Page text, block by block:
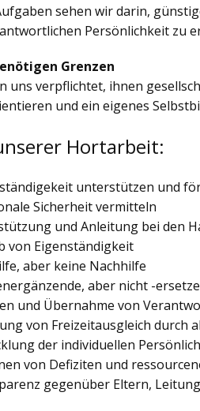
sehen wir darin,
Persönlichkeit zu
Grenzen
uns verpflichtet, ihnen
und ein eigenes
Hortarbeit:
unterstützen und
Sicherheit vermitteln
und Anleitung bei den
von Eigenständigkeit
aber keine Nachhilfe
aber nicht -
und Übernahme von
von Freizeitausgleich durch
der individuellen
von Defiziten und
gegenüber Eltern,